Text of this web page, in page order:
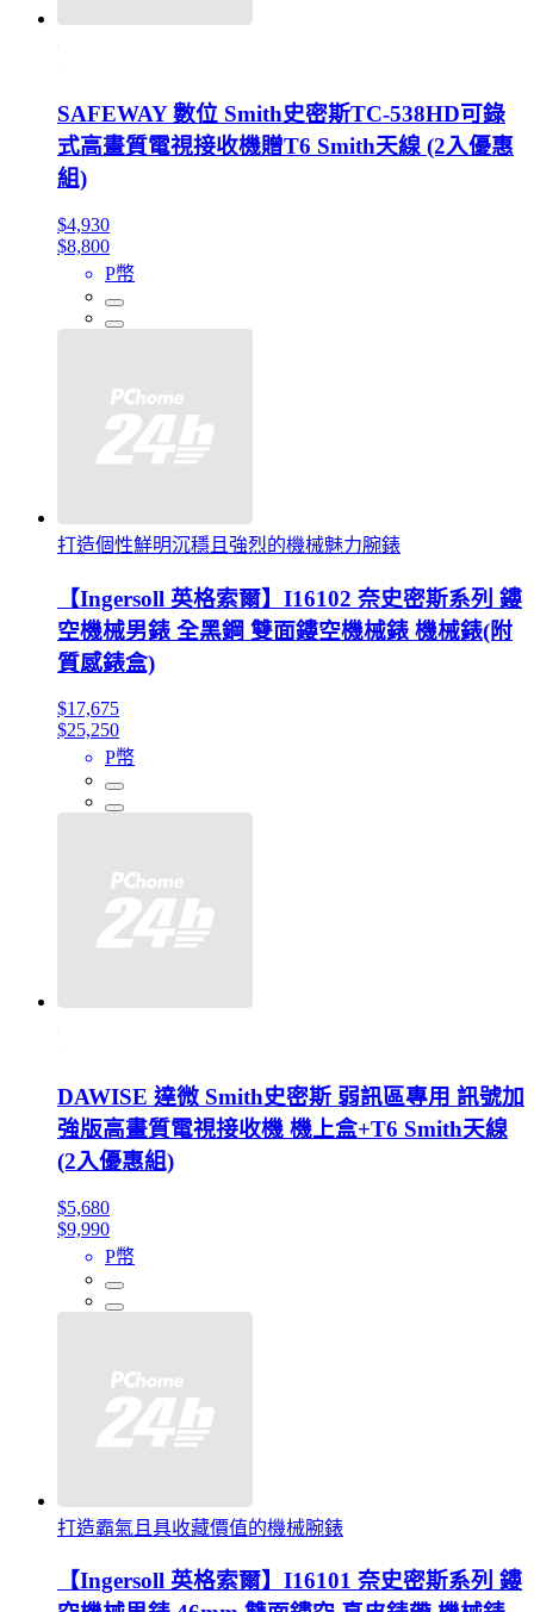
SAFEWAY 數位 Smith史密斯TC-538HD可錄
式高畫質電視接收機贈T6 Smith天線 (2入優惠
組)
$4,930
$8,800
P幣
打造個性鮮明沉穩且強烈的機械魅力腕錶
【Ingersoll 英格索爾】I16102 奈史密斯系列 鏤
空機械男錶 全黑鋼 雙面鏤空機械錶 機械錶(附
質感錶盒)
$17,675
$25,250
P幣
DAWISE 達微 Smith史密斯 弱訊區專用 訊號加
強版高畫質電視接收機 機上盒+T6 Smith天線
(2入優惠組)
$5,680
$9,990
P幣
打造霸氣且具收藏價值的機械腕錶
【Ingersoll 英格索爾】I16101 奈史密斯系列 鏤